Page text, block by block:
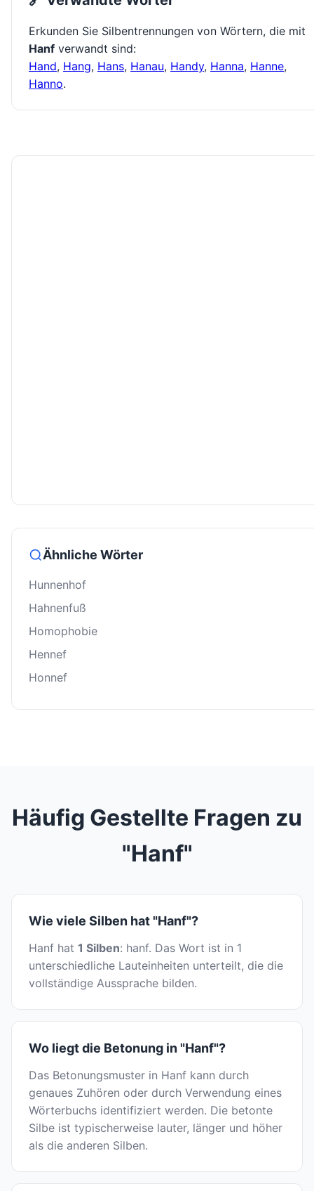
Erkunden Sie Silbentrennungen von Wörtern, die mit
Hanf verwandt sind:
Hand, Hang, Hans, Hanau, Handy, Hanna, Hanne,
Hanno.
Ähnliche Wörter
Hunnenhof
Hahnenfuß
Homophobie
Hennef
Honnef
Häufig Gestellte Fragen zu
"Hanf"
Wie viele Silben hat "Hanf"?
Hanf hat 1 Silben: hanf. Das Wort ist in 1
unterschiedliche Lauteinheiten unterteilt, die die
vollständige Aussprache bilden.
Wo liegt die Betonung in "Hanf"?
Das Betonungsmuster in Hanf kann durch
genaues Zuhören oder durch Verwendung eines
Wörterbuchs identifiziert werden. Die betonte
Silbe ist typischerweise lauter, länger und höher
als die anderen Silben.